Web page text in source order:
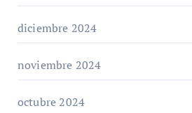
diciembre 2024
noviembre 2024
octubre 2024